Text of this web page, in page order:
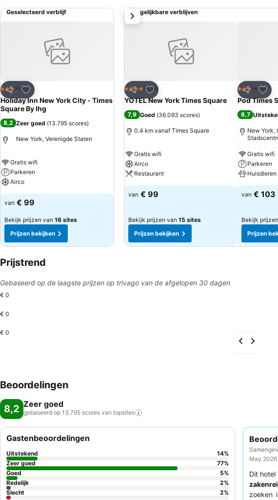
Geselecteerd verblijf
Delen
Toevoegen aan favorieten
3 Sterren
Hotel
Holiday Inn New York City - Times
Square By Ihg
8,2 Zeer goed (13.795 scores)
New York, Verenigde Staten
Gratis wifi
Parkeren
Airco
van € 99
Bekijk prijzen van 16 sites
Prijzen bekijken
Vergelijkbare verblijven
Delen
Toevoegen aan favorieten
4 SterrenHotel
YOTEL New York Times Square
7,9 Goed (36.093 scores)
0.4 km vanaf Times Square
Gratis wifi
Airco
Restaurant
van € 99
Bekijk prijzen van 15 sites
Prijzen bekijken
Delen
3 Sterren
Hotel
Pod Times
8,7
New York,
Gratis wifi
Parkeren
van € 103
Bekijk
Prijzen
volgende
Prijstrend
Gebaseerd op de laagste prijzen op trivago van de afgelopen 30 dagen
€ 0
€ 0
€ 0
Beoordelingen
8,2 Zeer goed
gebaseerd op 13.795 scores van topsites
May 2026
Dit hotel
zoeken
Gastenbeoordelingen
Uitstekend 14%
Zeer goed
77%
Goed
5%
Redelijk
2%
Slecht
2%